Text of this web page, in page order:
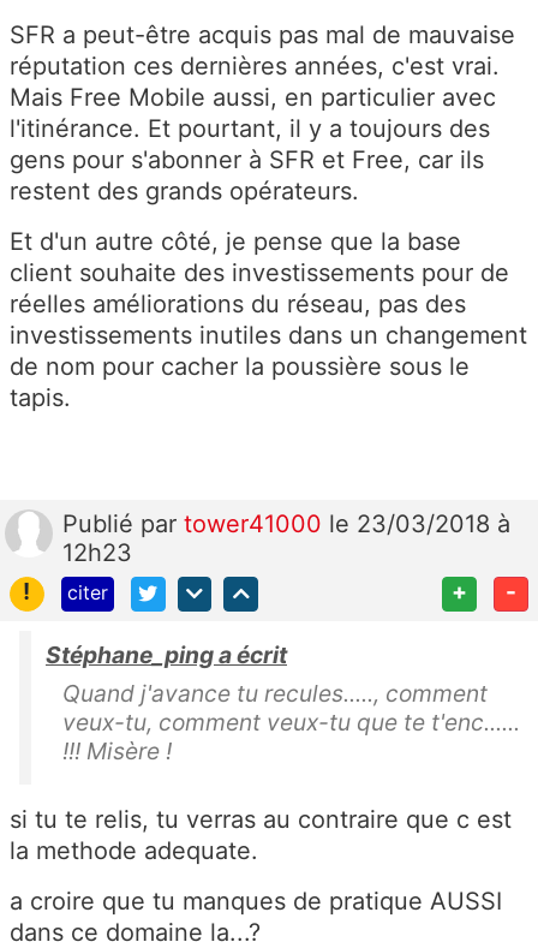
SFR a peut-être acquis pas mal de mauvaise
réputation ces dernières années, c'est vrai.
Mais Free Mobile aussi, en particulier avec
l'itinérance. Et pourtant, il y a toujours des
gens pour s'abonner à SFR et Free, car ils
restent des grands opérateurs.
Et d'un autre côté, je pense que la base
client souhaite des investissements pour de
réelles améliorations du réseau, pas des
investissements inutiles dans un changement
de nom pour cacher la poussière sous le
tapis.
Publié par tower41000 le 23/03/2018 à
12h23
!
citer + -
Stéphane_ping a écrit
Quand j'avance tu recules....., comment
veux-tu, comment veux-tu que te t'enc......
!!! Misère !
si tu te relis, tu verras au contraire que c est
la methode adequate.
a croire que tu manques de pratique AUSSI
dans ce domaine la...?